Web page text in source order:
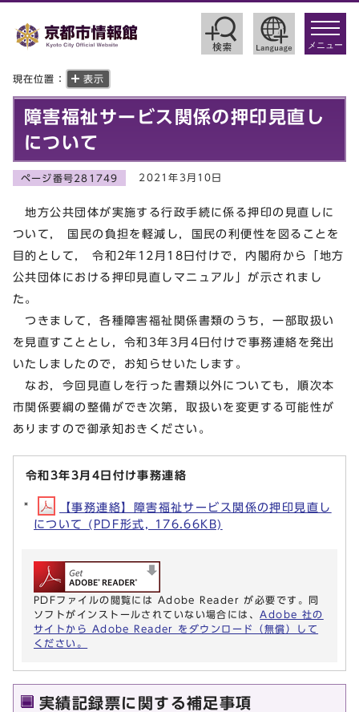
toggle
メニュー
現在位置： 表示
障害福祉サービス関係の押印見直し
について
ページ番号281749 2021年3月10日
地方公共団体が実施する行政手続に係る押印の見直しに
ついて， 国民の負担を軽減し，国民の利便性を図ることを
目的として， 令和2年12月18日付けで，内閣府から「地方
公共団体における押印見直しマニュアル」が示されまし
た。
つきまして，各種障害福祉関係書類のうち，一部取扱い
を見直すこととし，令和3年3月4日付けで事務連絡を発出
いたしましたので，お知らせいたします。
なお，今回見直しを行った書類以外についても，順次本
市関係要綱の整備ができ次第，取扱いを変更する可能性が
ありますので御承知おきください。
令和3年3月4日付け事務連絡
【事務連絡】障害福祉サービス関係の押印見直し
について (PDF形式, 176.66KB)
PDFファイルの閲覧には Adobe Reader が必要です。同
ソフトがインストールされていない場合には、 Adobe 社の
サイトから Adobe Reader をダウンロード（無償）して
ください。
実績記録票に関する補足事項